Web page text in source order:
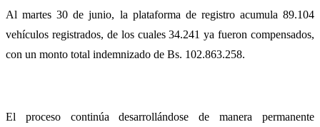
Al martes 30 de junio, la plataforma de registro acumula 89.104
vehículos registrados, de los cuales 34.241 ya fueron compensados,
con un monto total indemnizado de Bs. 102.863.258.
El proceso continúa desarrollándose de manera permanente